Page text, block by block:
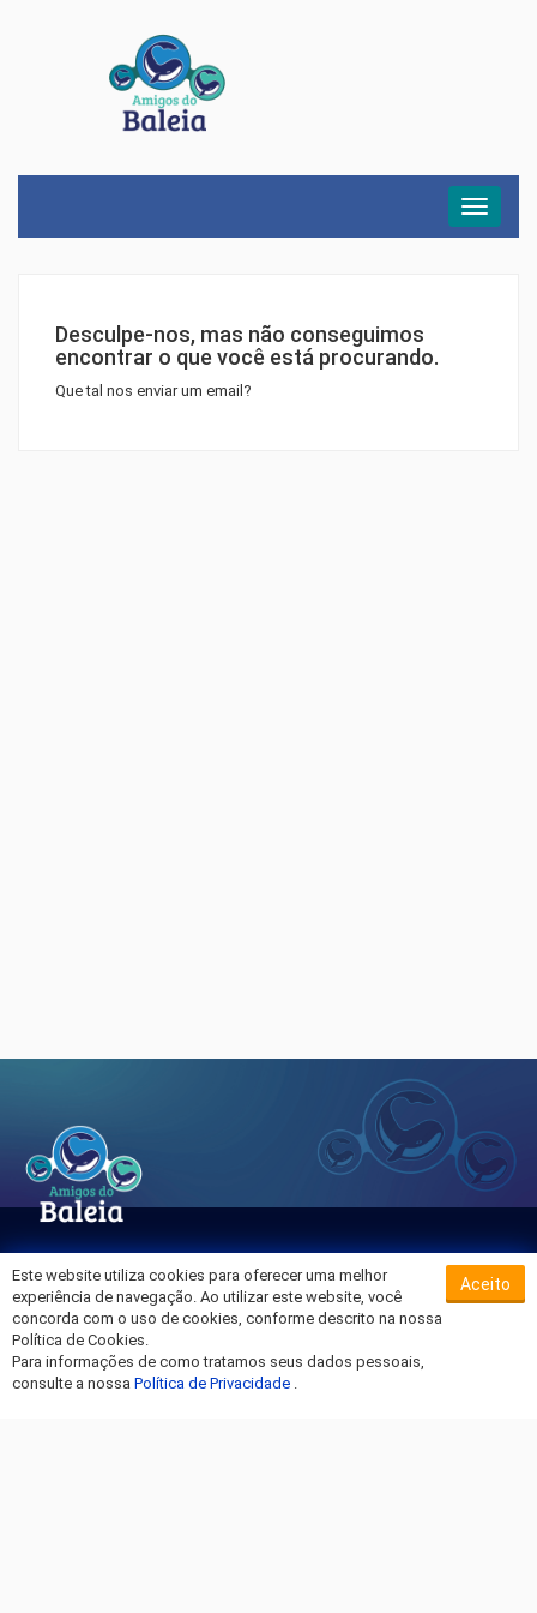
Menu
Desculpe-nos, mas não conseguimos
encontrar o que você está procurando.
Que tal nos enviar um email?
Sobre o Hospital da Baleia
Termos de Uso
Política de Privacidade
Entre em Contato
Este website utiliza cookies para oferecer uma melhor
experiência de navegação. Ao utilizar este website, você
concorda com o uso de cookies, conforme descrito na nossa
Política de Cookies.
Para informações de como tratamos seus dados pessoais,
consulte a nossa Política de Privacidade .
Aceito